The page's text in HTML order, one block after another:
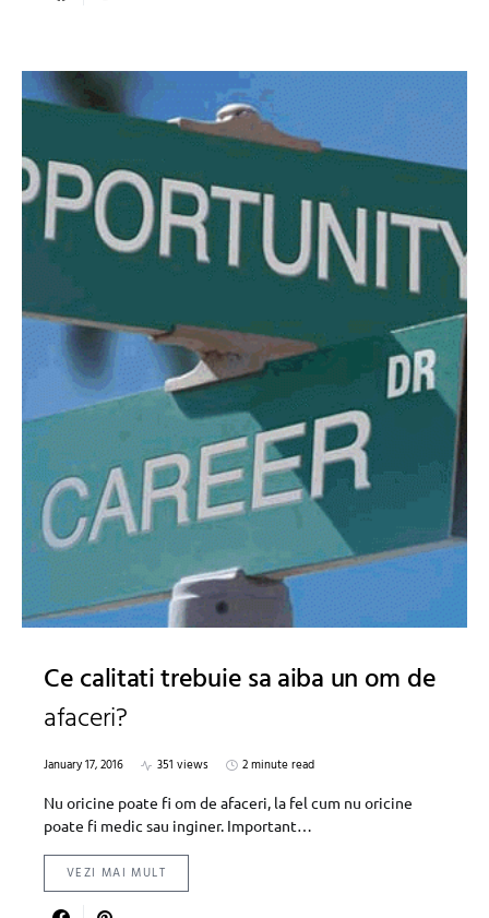
Ce calitati trebuie sa aiba un om de
afaceri?
January 17, 2016 351 views
2 minute read
Nu oricine poate fi om de afaceri, la fel cum nu oricine
poate fi medic sau inginer. Important…
VEZI MAI MULT